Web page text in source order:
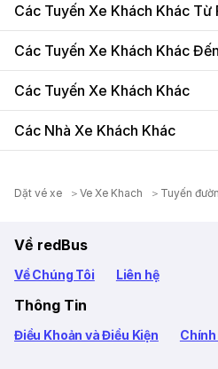
Các Tuyến Xe Khách Khác Từ
Các Tuyến Xe Khách Khác
Các Tuyến Xe Khách Khác
Các Nhà Xe Khách Khác
Dặt vé xe Ve Xe Khach Tuyến
Về redBus
Về Chúng Tôi Liên hệ
Thông Tin
Điều Khoản và Điều Kiện